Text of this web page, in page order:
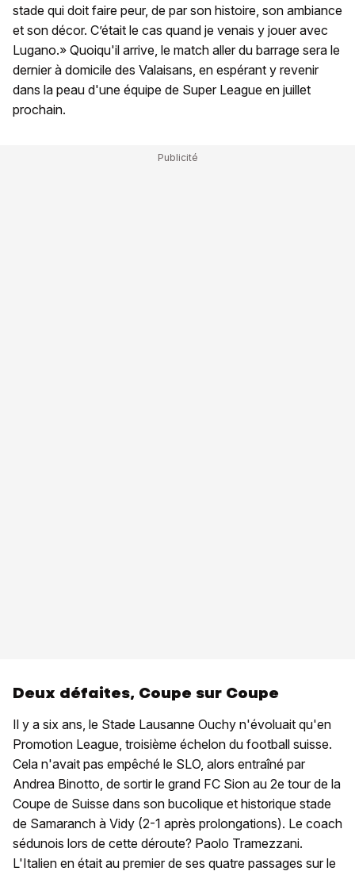
stade qui doit faire peur, de par son histoire, son ambiance
et son décor. C’était le cas quand je venais y jouer avec
Lugano.» Quoiqu'il arrive, le match aller du barrage sera le
dernier à domicile des Valaisans, en espérant y revenir
dans la peau d'une équipe de Super League en juillet
prochain.
Deux défaites, Coupe sur Coupe
Il y a six ans, le Stade Lausanne Ouchy n'évoluait qu'en
Promotion League, troisième échelon du football suisse.
Cela n'avait pas empêché le SLO, alors entraîné par
Andrea Binotto, de sortir le grand FC Sion au 2e tour de la
Coupe de Suisse dans son bucolique et historique stade
de Samaranch à Vidy (2-1 après prolongations). Le coach
sédunois lors de cette déroute? Paolo Tramezzani.
L'Italien en était au premier de ses quatre passages sur le